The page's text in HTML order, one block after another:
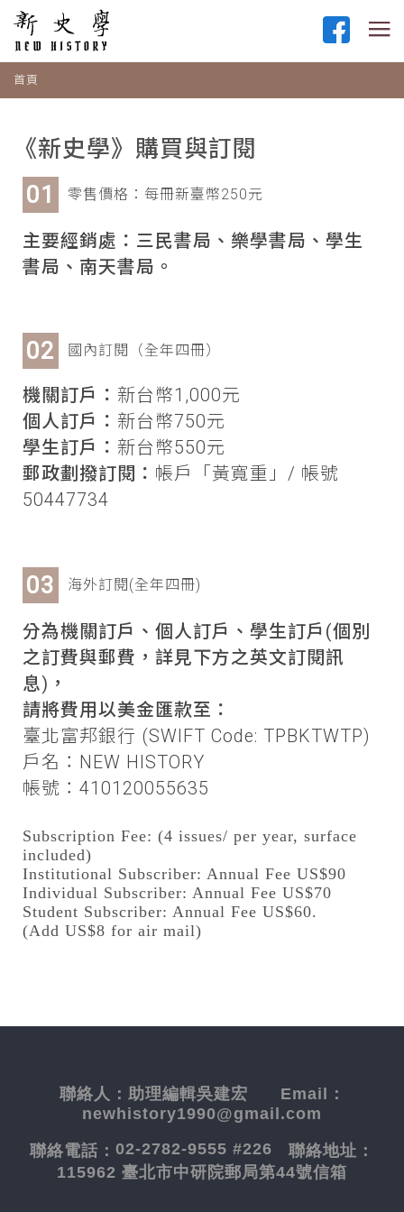
首頁
《新史學》購買與訂閱
零售價格：每冊新臺幣250元
主要經銷處：三民書局、樂學書局、學生
書局、南天書局。
國內訂閱（全年四冊）
機關訂戶： 新台幣1,000元
個人訂戶： 新台幣750元
學生訂戶： 新台幣550元
郵政劃撥訂閱： 帳戶「黃寬重」/ 帳號
50447734
海外訂閱(全年四冊)
分為機關訂戶、個人訂戶、學生訂戶(個別
之訂費與郵費，詳見下方之英文訂閱訊
息)，
請將費用以美金匯款至：
臺北富邦銀行 (SWIFT Code: TPBKTWTP)
戶名：NEW HISTORY
帳號：410120055635
Subscription Fee: (4 issues/ per year, surface
included)
Institutional Subscriber: Annual Fee US$90
Individual Subscriber: Annual Fee US$70
Student Subscriber: Annual Fee US$60.
(Add US$8 for air mail)
聯絡人： 助理編輯吳建宏 Email：
newhistory1990@gmail.com
聯絡電話： 02-2782-9555 #226 聯絡地址：
115962 臺北市中研院郵局第44號信箱